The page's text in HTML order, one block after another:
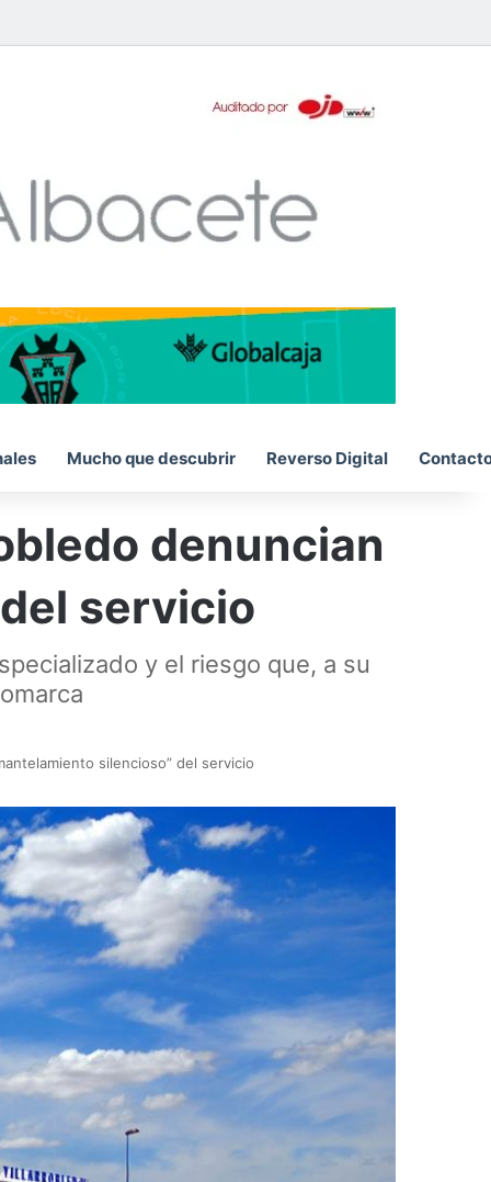
Mucho que descubrir Reverso Digital
denuncian
servicio
y el riesgo que, a su
silencioso” del servicio